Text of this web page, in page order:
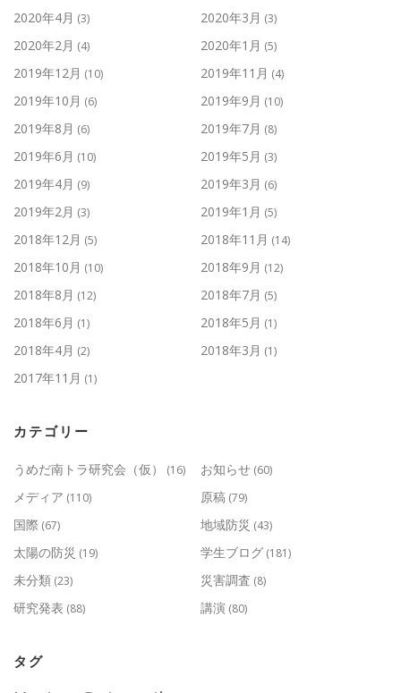
2020年4月 (3) 2020年3月 (3)
2020年2月 (4) 2020年1月 (5)
2019年12月 (10) 2019年11月 (4)
2019年10月 (6) 2019年9月 (10)
2019年8月 (6) 2019年7月 (8)
2019年6月 (10) 2019年5月 (3)
2019年4月 (9) 2019年3月 (6)
2019年2月 (3) 2019年1月 (5)
2018年12月 (5) 2018年11月 (14)
2018年10月 (10) 2018年9月 (12)
2018年8月 (12) 2018年7月 (5)
2018年6月 (1) 2018年5月 (1)
2018年4月 (2) 2018年3月 (1)
2017年11月 (1)
カテゴリー
うめだ南トラ研究会（仮） (16) お知らせ (60)
メディア (110) 原稿 (79)
国際 (67) 地域防災 (43)
太陽の防災 (19) 学生ブログ (181)
未分類 (23) 災害調査 (8)
研究発表 (88) 講演 (80)
タグ